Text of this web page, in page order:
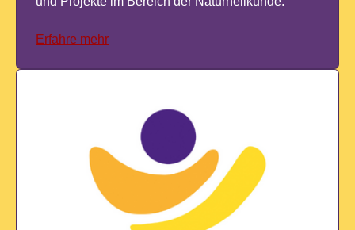
Erfahre mehr